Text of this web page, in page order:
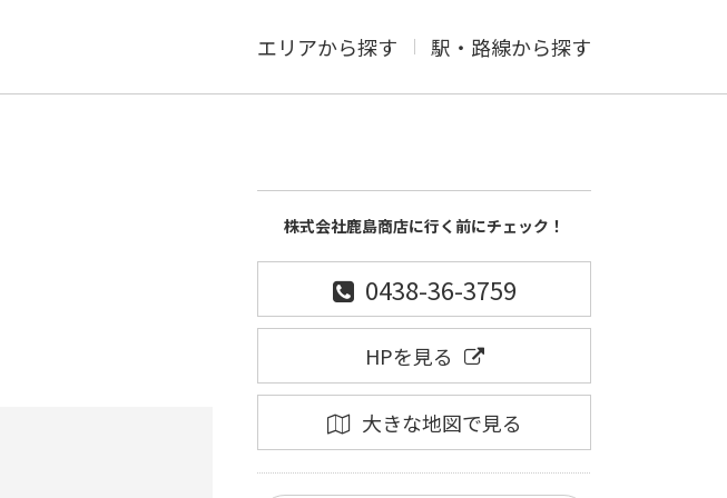
エリアから探す 駅・路線から探す
株式会社鹿島商店に行く前にチェック！
0438-36-3759
HPを見る
大きな地図で見る